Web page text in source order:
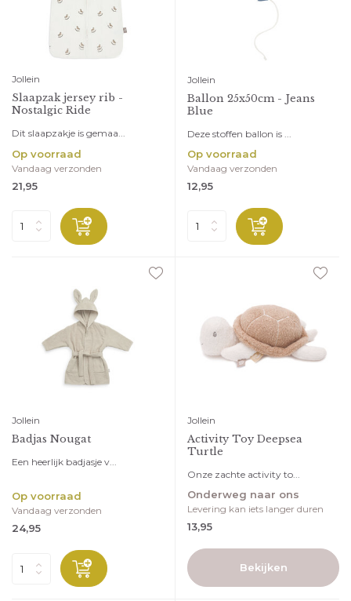
Jollein
Slaapzak jersey rib -
Nostalgic Ride
Dit slaapzakje is gemaa...
Op voorraad
Vandaag verzonden
21,95
Jollein
Ballon 25x50cm - Jeans
Blue
Deze stoffen ballon is ...
Op voorraad
Vandaag verzonden
12,95
Jollein
Badjas Nougat
Een heerlijk badjasje v...
Op voorraad
Vandaag verzonden
24,95
Jollein
Activity Toy Deepsea
Turtle
Onze zachte activity to...
Onderweg naar ons
Levering kan iets langer duren
13,95
Bekijken